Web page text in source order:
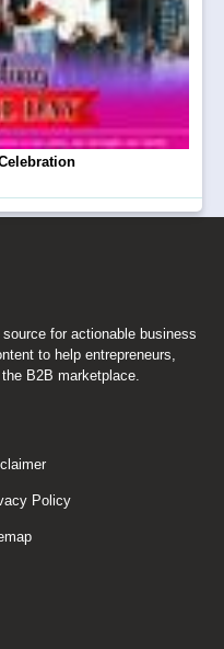
for actionable business
to help entrepreneurs,
B2B marketplace.
Policy